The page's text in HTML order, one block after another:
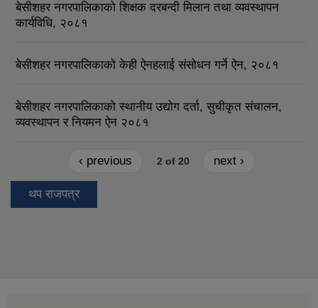
बेसीशहर नगरपालिकाको शिक्षक दरबन्दी मिलान तथा व्यवस्थापन
कार्यविधि, २०८१
बेसीशहर नगरपालिकाको केही ऐनहलाई संसोधन गर्ने ऐन, २०८१
बेसीशहर नगरपालिकाको स्थानीय उद्योग दर्ता, सुचीकृत संचालन,
व्यवस्थापन र नियमन ऐन २०८१
‹ previous 2 of 20 next ›
थप राजपत्र